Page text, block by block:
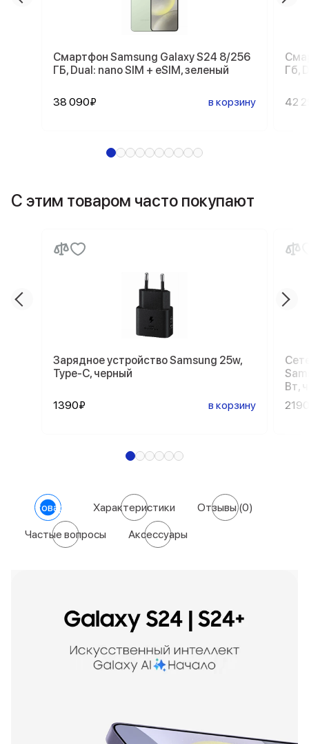
Смартфон Samsung Galaxy S24 8/256
ГБ, Dual: nano SIM + eSIM, зеленый
38 090₽ в корзину
Гб,
42
С этим товаром часто покупают
Зарядное устройство Samsung 25w,
Type-C, черный
1390₽ в корзину
Вт,
О товаре Характеристики Отзывы(0)
Частые вопросы Аксессуары